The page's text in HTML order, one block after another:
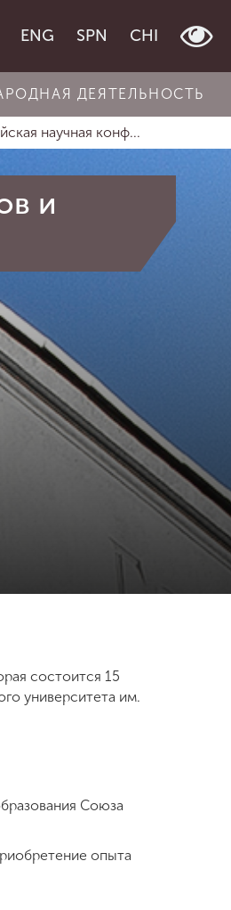
ENG SPN CHI
ДЕЯТЕЛЬНОСТЬ
научная конф...
и
состоится 15
университета им.
Союза
опыта